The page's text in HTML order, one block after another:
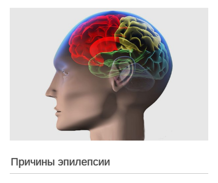
Причины эпилепсии